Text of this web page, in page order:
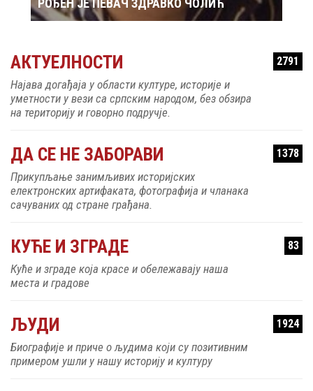
РОЂЕН ЈЕ ПЕВАЧ ЗДРАВКО ЧОЛИЋ
АКТУЕЛНОСТИ 2791
Најава догађаја у области културе, историје и
уметности у вези са српским народом, без обзира
на територију и говорно подручје.
ДА СЕ НЕ ЗАБОРАВИ 1378
Прикупљање занимљивих историјских
електронских артифаката, фотографија и чланака
сачуваних од стране грађана.
КУЋЕ И ЗГРАДЕ 83
Куће и зграде која красе и обележавају наша
места и градове
ЉУДИ 1924
Биографије и приче о људима који су позитивним
примером ушли у нашу историју и културу